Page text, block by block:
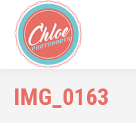
IMG_0163